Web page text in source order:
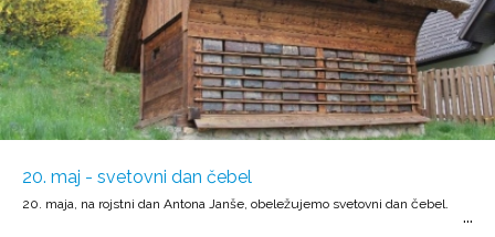
20. maj - svetovni dan čebel
20. maja, na rojstni dan Antona Janše, obeležujemo svetovni dan čebel.